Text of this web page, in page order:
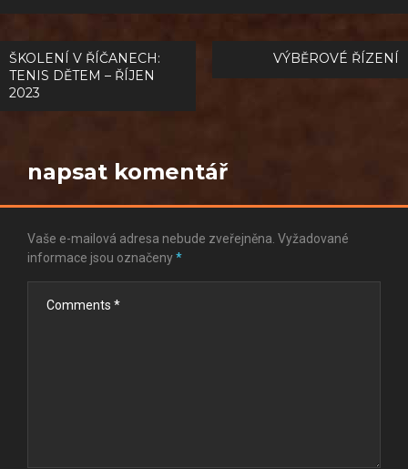
Navigace
pro
příspěvek
ŠKOLENÍ V ŘÍČANECH:
TENIS DĚTEM – ŘÍJEN
2023
VÝBĚROVÉ ŘÍZENÍ
napsat komentář
Vaše e-mailová adresa nebude zveřejněna. Vyžadované
informace jsou označeny*